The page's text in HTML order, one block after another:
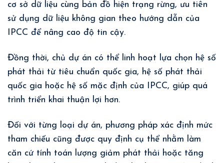
cơ sở dữ liệu cùng bản đồ hiện trạng rừng, ưu tiên
sử dụng dữ liệu không gian theo hướng dẫn của
IPCC để nâng cao độ tin cậy.
Đồng thời, chủ dự án có thể linh hoạt lựa chọn hệ số
phát thải từ tiêu chuẩn quốc gia, hệ số phát thải
quốc gia hoặc hệ số mặc định của IPCC, giúp quá
trình triển khai thuận lợi hơn.
Đối với từng loại dự án, phương pháp xác định mức
tham chiếu cũng được quy định cụ thể nhằm làm
căn cứ tính toán lượng giảm phát thải hoặc tăng